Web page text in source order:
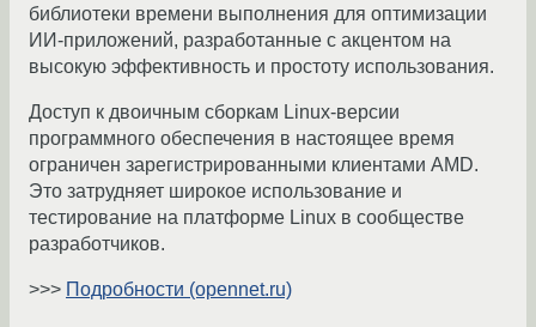
библиотеки времени выполнения для оптимизации
ИИ-приложений, разработанные с акцентом на
высокую эффективность и простоту использования.
Доступ к двоичным сборкам Linux-версии
программного обеспечения в настоящее время
ограничен зарегистрированными клиентами AMD.
Это затрудняет широкое использование и
тестирование на платформе Linux в сообществе
разработчиков.
>>> Подробности (opennet.ru)